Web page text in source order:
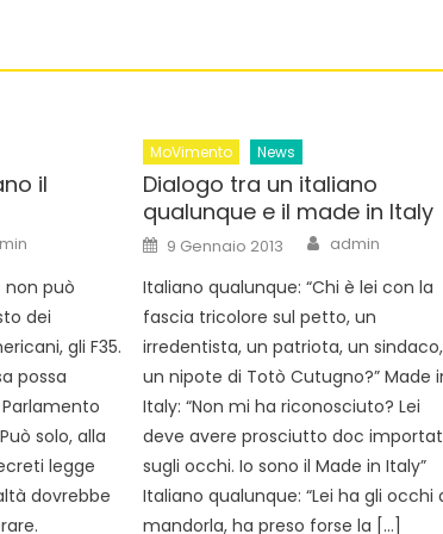
il
non può
dei
gli F35.
possa
solo, alla
legge
dovrebbe
MoVimento News
Dialogo tra un italiano
qualunque e il made in Italy
Posted
on
9 Gennaio 2013 Author
admin
Italiano qualunque: “Chi è lei con la
fascia tricolore sul petto, un
irredentista, un patriota, un sindaco,
un nipote di Totò Cutugno?” Made
Italy: “Non mi ha riconosciuto? Lei
deve avere prosciutto doc
sugli occhi. Io sono il Made in Italy”
Italiano qualunque: “Lei ha gli occhi
mandorla, ha preso forse la […]